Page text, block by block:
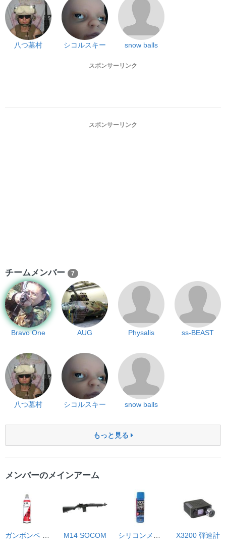
八つ墓村 シコルスキー snow balls
スポンサーリンク
スポンサーリンク
チームメンバー 7
Bravo One AUG Physalis ss-BEAST
八つ墓村 シコルスキー snow balls
もっと見る
メンバーのメインアーム
M14 SOCOM X3200 弾速計